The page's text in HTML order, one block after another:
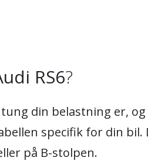
RS6?
din belastning er,
specifik for din
på B-stolpen.